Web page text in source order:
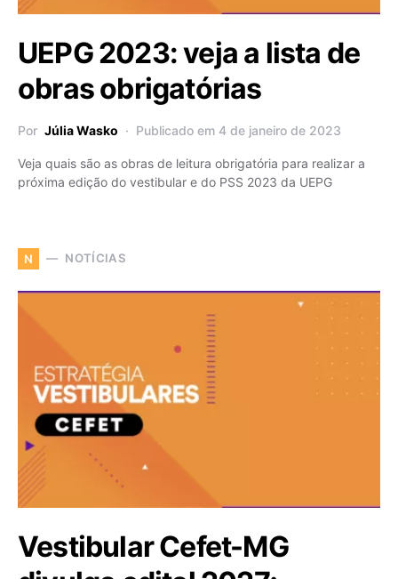
UEPG 2023: veja a lista de
obras obrigatórias
Por Júlia Wasko Publicado em 4 de janeiro de 2023
Veja quais são as obras de leitura obrigatória para realizar a
próxima edição do vestibular e do PSS 2023 da UEPG
N NOTÍCIAS
Vestibular Cefet-MG